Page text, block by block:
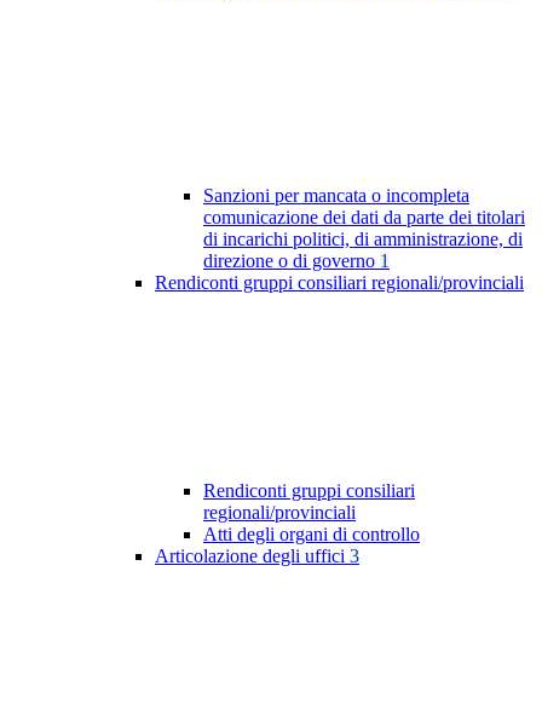
Sanzioni per mancata o incompleta
comunicazione dei dati da parte dei titolari
di incarichi politici, di amministrazione, di
direzione o di governo 1
Rendiconti gruppi consiliari regionali/provinciali
Rendiconti gruppi consiliari
regionali/provinciali
Atti degli organi di controllo
Articolazione degli uffici 3